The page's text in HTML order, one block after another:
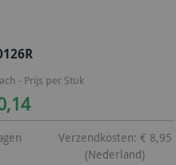
- Prijs per Stuk
Verzendkosten: € 8,95
(Nederland)